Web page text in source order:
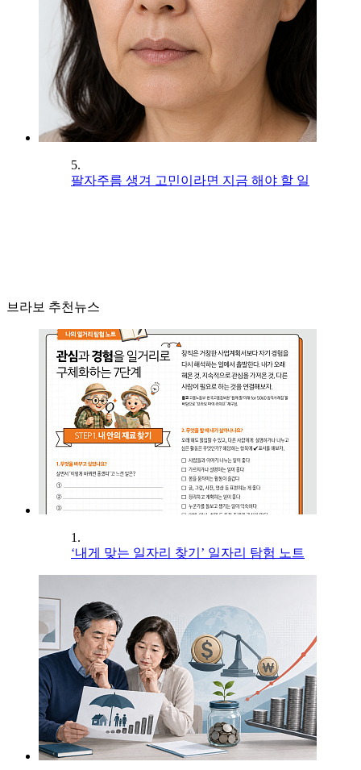
5.
팔자주름 생겨 고민이라면 지금 해야 할 일
브라보 추천뉴스
1.
‘내게 맞는 일자리 찾기’ 일자리 탐험 노트